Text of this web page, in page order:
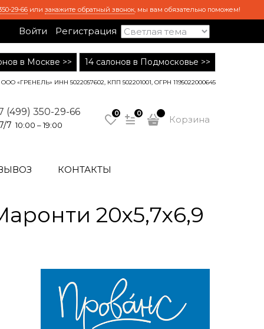
29-66 или закажите обратный звонок, мы вам обязательно поможем!
Войти Регистрация
в Москве >> 14 салонов в Подмосковье >>
ООО «ГРЕНЕЛЬ» ИНН 5022057602, КПП 502201001, ОГРН 1195022000645
(499) 350-29-66
7 10:00 – 19:00
0 0
Корзина
КОНТАКТЫ
20х5,7х6,9